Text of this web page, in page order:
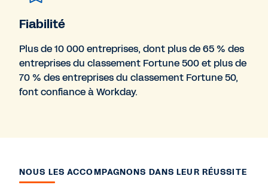
Fiabilité
Plus de 10 000 entreprises, dont plus de 65 % des
entreprises du classement Fortune 500 et plus de
70 % des entreprises du classement Fortune 50,
font confiance à Workday.
NOUS LES ACCOMPAGNONS DANS LEUR RÉUSSITE